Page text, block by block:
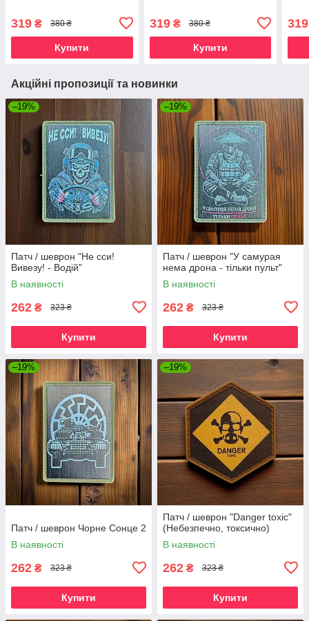
319 ₴ 380 ₴
Купити
319₴ 380 ₴
Купити
319
Акційні пропозиції та новинки
–19%
Патч / шеврон "Не сси!
Вивезу! - Водій"
В наявності
262 ₴ 323 ₴
Купити
–19%
Патч / шеврон "У самурая
нема дрона - тільки пульт"
В наявності
262 ₴ 323 ₴
Купити
–19%
Патч / шеврон Чорне Сонце 2
В наявності
262 ₴ 323 ₴
Купити
–19%
Патч / шеврон "Danger toxic"
(Небезпечно, токсично)
В наявності
262 ₴ 323 ₴
Купити